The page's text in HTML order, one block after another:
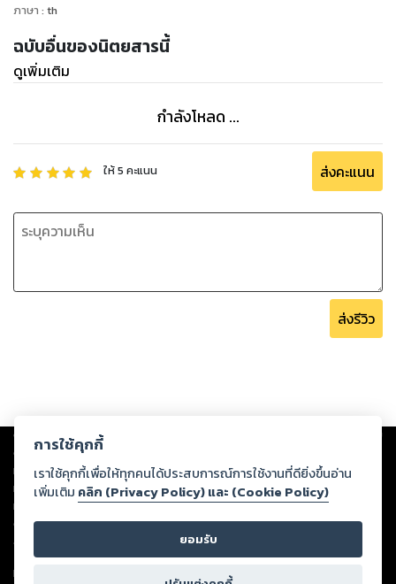
ภาษา : th
ฉบับอื่นของนิตยสารนี้
ดูเพิ่มเติม
กำลังโหลด ...
ให้5 คะแนน ส่งคะแนน
ส่งรีวิว
Copyright © 2026
ต่อผลงานหรือเนื้อหาใดที่อัปโหลดผ่านเว็บไซต์และปรากฏว่าละเมิดสิทธิใน
ทรัพย์สินทางปัญญาของบุคคลอื่นหรือขัดต่อกฎหมายและศีลธรรม ดังนั้น ผู้อ่าน
ทุกท่านโปรดใช้วิจารณญาณในการกลั่นกรองด้วยตนเอง และหากท่านพบว่าส่วน
หนึ่งส่วนใดขัดต่อกฎหมายและศีลธรรม กรุณาแจ้งมายังบริษัท เพื่อทีมงานจะได้
ดำเนินการในทันที ทั้งนี้ ทางสตอรี่ล็อกขอสงวนลิขสิทธิ์ตามพระราชบัญญัติ
ลิขสิทธิ์ พ.ศ. 2537 (ฉบับล่าสุด)
For support: member@ookbee.com
การใช้คุกกี้
เราใช้คุกกี้เพื่อให้ทุกคนได้ประสบการณ์การใช้งานที่ดียิ่งขึ้นอ่าน
เพิ่มเติม คลิก (Privacy Policy) และ (Cookie Policy)
ยอมรับ